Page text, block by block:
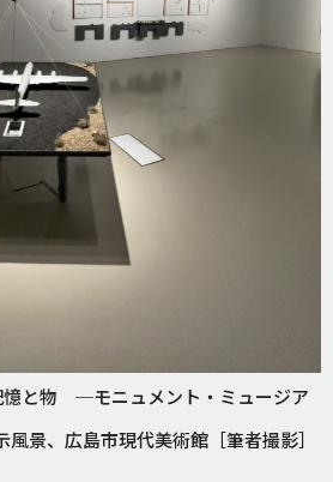
憶と物 ─モニュメント・ミュージア
景、広島市現代美術館［筆者撮影］